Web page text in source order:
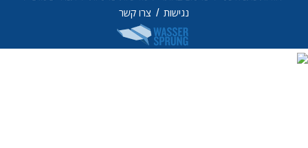
נגישות / צרו קשר